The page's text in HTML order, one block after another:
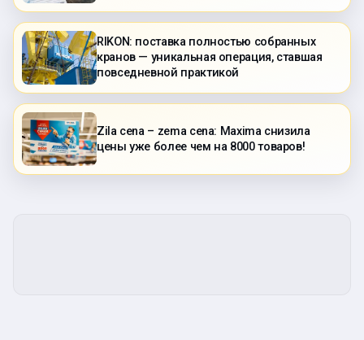
RIKON: поставка полностью собранных
кранов — уникальная операция, ставшая
повседневной практикой
Zila cena – zema cena: Maxima снизила
цены уже более чем на 8000 товаров!